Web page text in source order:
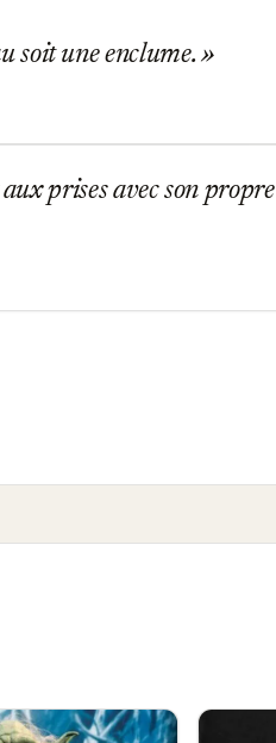
soit une enclume.
prises avec son propre